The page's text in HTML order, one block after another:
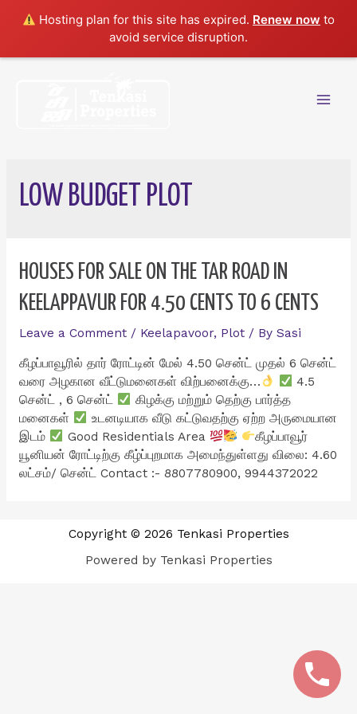
Hosting plan for this site has expired. Renew now to
avoid service disruption.
LOW BUDGET PLOT
HOUSES FOR SALE ON THE TAR ROAD IN
KEELAPPAVUR FOR 4.50 CENTS TO 6 CENTS
Leave a Comment / Keelapavoor, Plot/ By Sasi
கீழப்பாவூரில் தார் ரோட்டின் மேல் 4.50 சென்ட் முதல் 6 சென்ட்
வரை அழகான வீட்டுமனைகள் விற்பனைக்கு…
4.5
சென்ட் , 6 சென்ட்
கிழக்கு மற்றும் தெற்கு பார்த்த
மனைகள்
உடனடியாக வீடு கட்டுவதற்கு ஏற்ற அருமையான
இடம்
Good Residentials Area
கீழப்பாவூர்
யூனியன் ரோட்டிற்கு கீழ்ப்புறமாக அமைந்துள்ளது விலை: 4.60
லட்சம்/ சென்ட் Contact :- 8807780900, 9944372022
Copyright © 2026 Tenkasi Properties
Powered by Tenkasi Properties